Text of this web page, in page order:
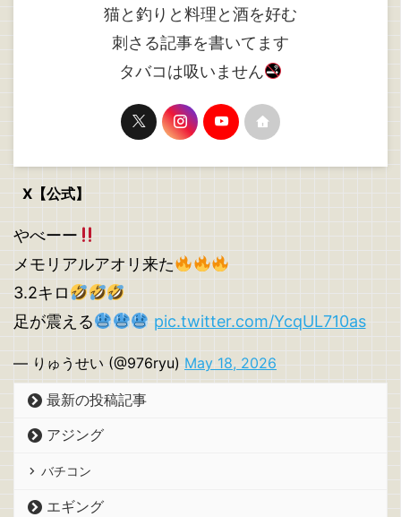
猫と釣りと料理と酒を好む
刺さる記事を書いてます
タバコは吸いません
X【公式】
やべーー
メモリアルアオリ来た
3.2キロ
足が震える
pic.twitter.com/YcqUL710as
— りゅうせい (@976ryu) May 18, 2026
最新の投稿記事
アジング
バチコン
エギング